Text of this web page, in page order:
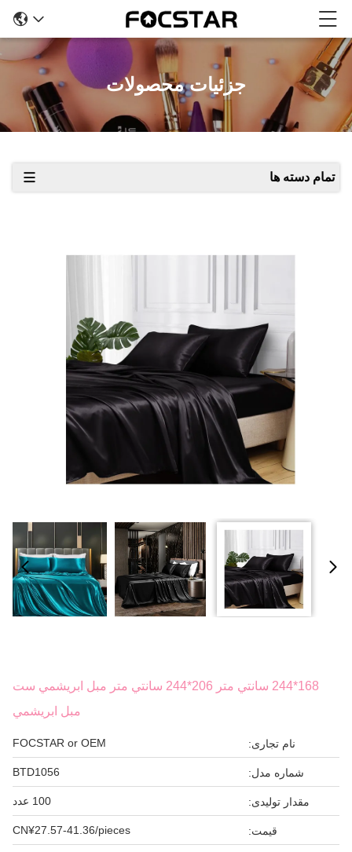
جزئیات محصولات
تمام دسته ها
168*244 سانتي متر 206*244 سانتي متر مبل ابريشمي ست
مبل ابريشمي
نام تجاری: FOCSTAR or OEM
شماره مدل: BTD1056
مقدار تولیدی: 100 عدد
قیمت: CN¥27.57-41.36/pieces